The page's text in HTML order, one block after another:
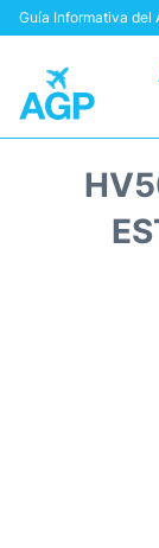
Guía Informativa del